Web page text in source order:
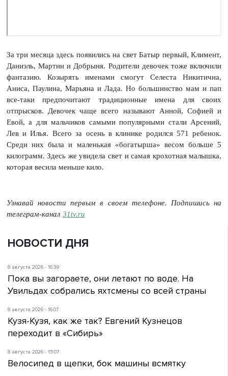
За три месяца здесь появились на свет Батыр первый, Климент,
Даниэль, Мартин и Добрыня. Родители девочек тоже включили
фантазию. Козырять именами смогут Селеста Никитична,
Аниса, Паулина, Марьяна и Лада. Но большинство мам и пап
все-таки предпочитают традиционные имена для своих
отпрысков. Девочек чаще всего называют Анной, Софией и
Евой, а для мальчиков самыми популярными стали Арсений,
Лев и Илья. Всего за осень в клинике родился 571 ребенок.
Среди них была и маленькая «богатырша» весом больше 5
килограмм. Здесь же увидела свет и самая крохотная малышка,
которая весила меньше кило.
Узнавай новости первым в своем телефоне. Подпишись на
телеграм-канал 31tv.ru
НОВОСТИ ДНЯ
8 августа 2026 - 16:39
Пока вы загораете, они летают по воде. На
Увильдах собрались яхтсмены со всей страны
8 августа 2026 - 16:07
Кузя-Кузя, как же так? Евгений Кузнецов
переходит в «Сибирь»
8 августа 2026 - 15:07
Велосипед в щепки, бок машины всмятку